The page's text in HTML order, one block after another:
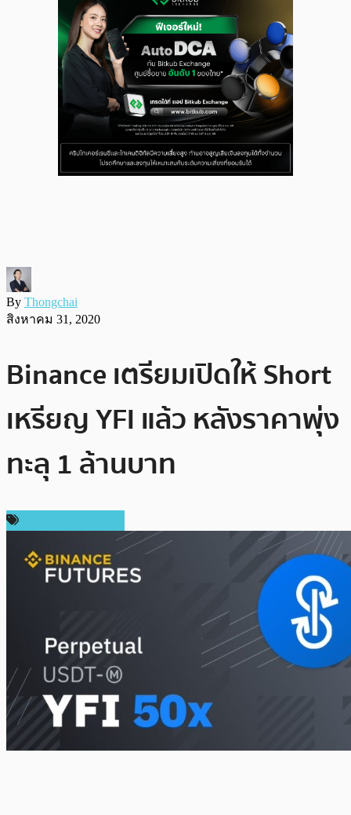
By Thongchai
สิงหาคม 31, 2020
Binance เตรียมเปิดให้ Short
เหรียญ YFI แล้ว หลังราคาพุ่ง
ทะลุ 1 ล้านบาท